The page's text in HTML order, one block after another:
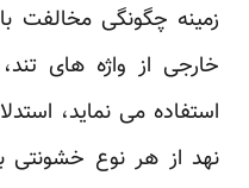
زمینه چگونگی
خارجی از واژه های
استفاده می نماید،
نهد از هر نوع خشونتی